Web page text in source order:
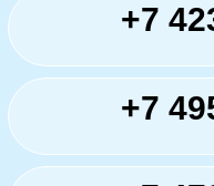
+7
+7